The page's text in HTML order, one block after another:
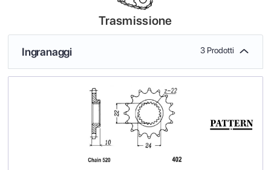
Trasmissione
Ingranaggi 3 Prodotti